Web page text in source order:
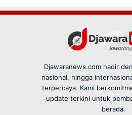
Djawaranews.com hadir
nasional, hingga
terpercaya. Kami
update terkini untuk
berada.